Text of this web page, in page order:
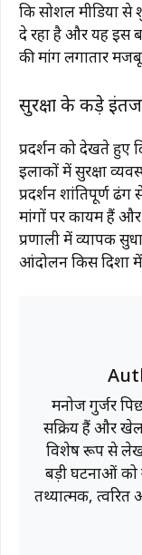
कि सोशल मीडिया
दे रहा है और यह इस
की मांग लगातार
सुरक्षा के कड़े
प्रदर्शन को देखते
इलाकों में सुरक्षा
प्रदर्शन शांतिपूर्ण
मांगों पर कायम हैं और
प्रणाली में व्यापक
आंदोलन किस दिशा
मनोज गुर्जर
सक्रिय हैं और
विशेष रूप से
बड़ी घटनाओं को
तथ्यात्मक,